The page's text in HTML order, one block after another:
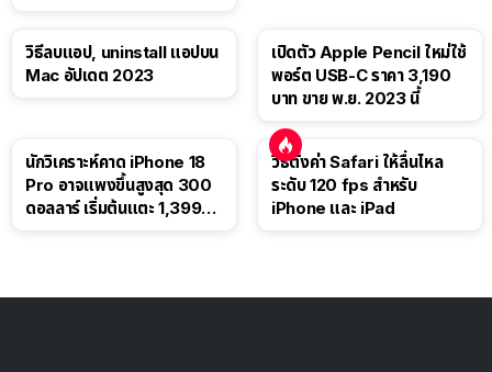
วิธีลบแอป, uninstall แอปบน
Mac อัปเดต 2023
เปิดตัว Apple Pencil ใหม่ใช้
พอร์ต USB-C ราคา 3,190
บาท ขาย พ.ย. 2023 นี้
นักวิเคราะห์คาด iPhone 18
Pro อาจแพงขึ้นสูงสุด 300
ดอลลาร์ เริ่มต้นแตะ 1,399
วิธีตั้งค่า Safari ให้ลื่นไหล
ระดับ 120 fps สำหรับ
iPhone และ iPad